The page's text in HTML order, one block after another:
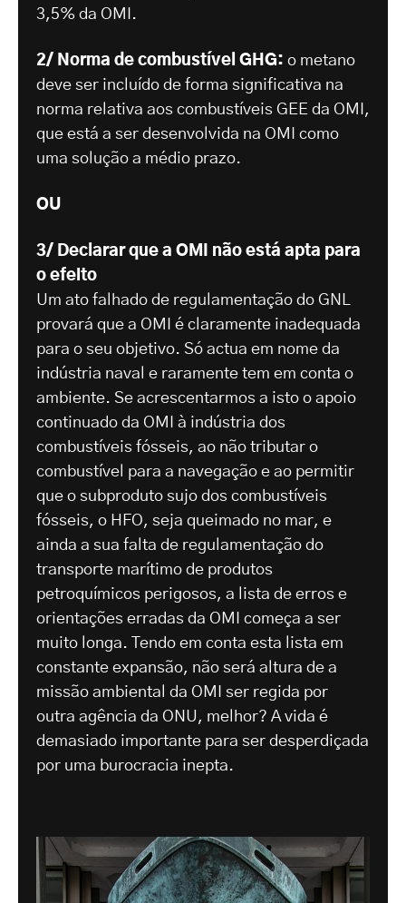
3,5% da OMI.
2/ Norma de combustível GHG: o metano
deve ser incluído de forma significativa na
norma relativa aos combustíveis GEE da OMI,
que está a ser desenvolvida na OMI como
uma solução a médio prazo.
OU
3/ Declarar que a OMI não está apta para
o efeito
Um ato falhado de regulamentação do GNL
provará que a OMI é claramente inadequada
para o seu objetivo. Só actua em nome da
indústria naval e raramente tem em conta o
ambiente. Se acrescentarmos a isto o apoio
continuado da OMI à indústria dos
combustíveis fósseis, ao não tributar o
combustível para a navegação e ao permitir
que o subproduto sujo dos combustíveis
fósseis, o HFO, seja queimado no mar, e
ainda a sua falta de regulamentação do
transporte marítimo de produtos
petroquímicos perigosos, a lista de erros e
orientações erradas da OMI começa a ser
muito longa. Tendo em conta esta lista em
constante expansão, não será altura de a
missão ambiental da OMI ser regida por
outra agência da ONU, melhor? A vida é
demasiado importante para ser desperdiçada
por uma burocracia inepta.